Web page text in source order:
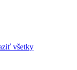
všetky